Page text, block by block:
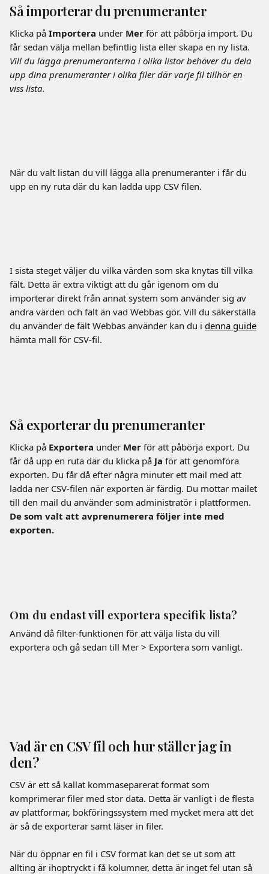
Så importerar du prenumeranter
Klicka på Importera under Mer för att påbörja import. Du
får sedan välja mellan befintlig lista eller skapa en ny lista.
Vill du lägga prenumeranterna i olika listor behöver du dela
upp dina prenumeranter i olika filer där varje fil tillhör en
viss lista.
När du valt listan du vill lägga alla prenumeranter i får du
upp en ny ruta där du kan ladda upp CSV filen.
I sista steget väljer du vilka värden som ska knytas till vilka
fält. Detta är extra viktigt att du går igenom om du
importerar direkt från annat system som använder sig av
andra värden och fält än vad Webbas gör. Vill du säkerställa
du använder de fält Webbas använder kan du i denna guide
hämta mall för CSV-fil.
Så exporterar du prenumeranter
Klicka på Exportera under Mer för att påbörja export. Du
får då upp en ruta där du klicka på Ja för att genomföra
exporten. Du får då efter några minuter ett mail med att
ladda ner CSV-filen när exporten är färdig. Du mottar mailet
till den mail du använder som administratör i plattformen.
De som valt att avprenumerera följer inte med
exporten.
Om du endast vill exportera specifik lista?
Använd då filter-funktionen för att välja lista du vill
exportera och gå sedan till Mer > Exportera som vanligt.
Vad är en CSV fil och hur ställer jag in
den?
CSV är ett så kallat kommaseparerat format som
komprimerar filer med stor data. Detta är vanligt i de flesta
av plattformar, bokföringssystem med mycket mera att det
är så de exporterar samt läser in filer.
När du öppnar en fil i CSV format kan det se ut som att
allting är ihoptryckt i få kolumner, detta är inget fel utan så